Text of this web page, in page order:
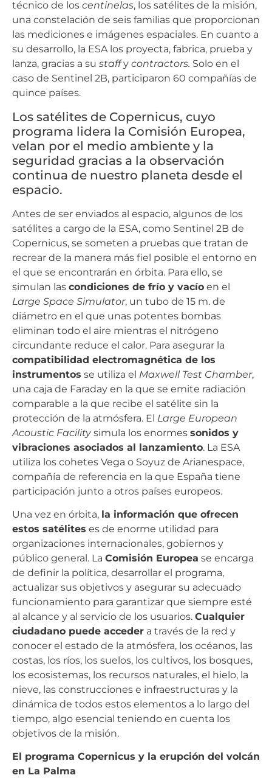
técnico de los centinelas, los satélites de la misión,
una constelación de seis familias que proporcionan
las mediciones e imágenes espaciales. En cuanto a
su desarrollo, la ESA los proyecta, fabrica, prueba y
lanza, gracias a su staffy contractors. Solo en el
caso de Sentinel 2B, participaron 60 compañías de
quince países.
Los satélites de Copernicus, cuyo
programa lidera la Comisión Europea,
velan por el medio ambiente y la
seguridad gracias a la observación
continua de nuestro planeta desde el
espacio.
Antes de ser enviados al espacio, algunos de los
satélites a cargo de la ESA, como Sentinel 2B de
Copernicus, se someten a pruebas que tratan de
recrear de la manera más fiel posible el entorno en
el que se encontrarán en órbita. Para ello, se
simulan las condiciones de frío y vacío en el
Large Space Simulator, un tubo de 15 m. de
diámetro en el que unas potentes bombas
eliminan todo el aire mientras el nitrógeno
circundante reduce el calor. Para asegurar la
compatibilidad electromagnética de los
instrumentos se utiliza el Maxwell Test Chamber,
una caja de Faraday en la que se emite radiación
comparable a la que recibe el satélite sin la
protección de la atmósfera. El Large European
Acoustic Facilitysimula los enormes sonidos y
vibraciones asociados al lanzamiento. La ESA
utiliza los cohetes Vega o Soyuz de Arianespace,
compañía de referencia en la que España tiene
participación junto a otros países europeos.
Una vez en órbita, la información que ofrecen
estos satélites es de enorme utilidad para
organizaciones internacionales, gobiernos y
público general. La Comisión Europea se encarga
de definir la política, desarrollar el programa,
actualizar sus objetivos y asegurar su adecuado
funcionamiento para garantizar que siempre esté
al alcance y al servicio de los usuarios. Cualquier
ciudadano puede acceder a través de la red y
conocer el estado de la atmósfera, los océanos, las
costas, los ríos, los suelos, los cultivos, los bosques,
los ecosistemas, los recursos naturales, el hielo, la
nieve, las construcciones e infraestructuras y la
dinámica de todos estos elementos a lo largo del
tiempo, algo esencial teniendo en cuenta los
objetivos de la misión.
El programa Copernicus y la erupción del volcán
en La Palma